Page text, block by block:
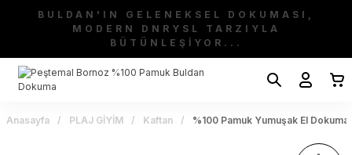
BULDAN'IN GELENEKSEL DOKUMASI,
MODERN DNRYSL TARZIYLA
BÜTÜNLEŞİYOR...
Anasayfa PLAJ GİYİM Kaftan %100 Pamuk Yumuşak El